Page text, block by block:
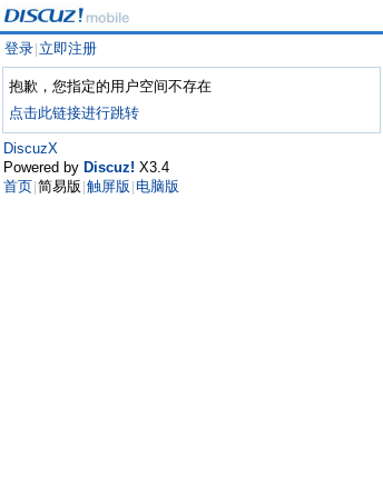
登录 立即注册
抱歉，您指定的用户空间不存在
点击此链接进行跳转
DiscuzX
Powered by Discuz! X3.4
首页 简易版 触屏版 电脑版